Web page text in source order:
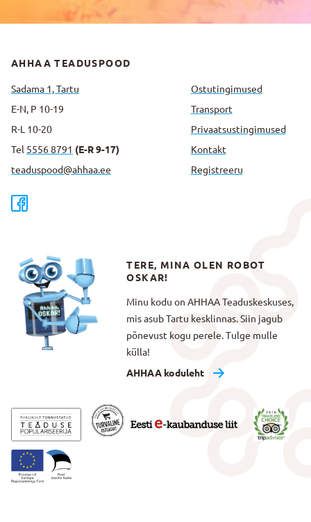
AHHAA TEADUSPOOD
Sadama 1, Tartu
E-N, P 10-19
R-L 10-20
Tel 5556 8791 (E-R 9-17)
teaduspood@ahhaa.ee
Ostutingimused
Transport
Privaatsus­tingimused
Kontakt
Registreeru
TERE, MINA OLEN ROBOT
OSKAR!
Minu kodu on AHHAA Teaduskeskuses,
mis asub Tartu kesklinnas. Siin jagub
põnevust kogu perele. Tulge mulle
külla!
AHHAA koduleht